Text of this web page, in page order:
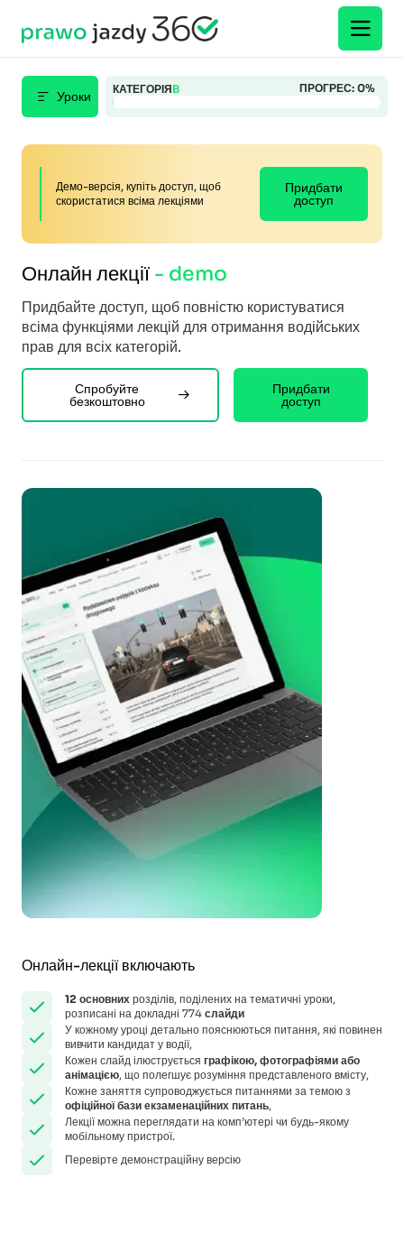
Уроки КАТЕГОРІЯB ПРОГРЕС: 0%
Демо-версія, купіть доступ, щоб
скористатися всіма лекціями
Придбати
доступ
Онлайн лекції - demo
Придбайте доступ, щоб повністю користуватися
всіма функціями лекцій для отримання водійських
прав для всіх категорій.
Спробуйте
безкоштовно
Придбати
доступ
Онлайн-лекції включають
12 основних розділів, поділених на тематичні уроки,
розписані на докладні 774 слайди
У кожному уроці детально пояснюються питання, які повинен
вивчити кандидат у водії,
Кожен слайд ілюструється графікою, фотографіями або
анімацією, що полегшує розуміння представленого вмісту,
Кожне заняття супроводжується питаннями за темою з
офіційної бази екзаменаційних питань,
Лекції можна переглядати на комп’ютері чи будь-якому
мобільному пристрої.
Перевірте демонстраційну версію